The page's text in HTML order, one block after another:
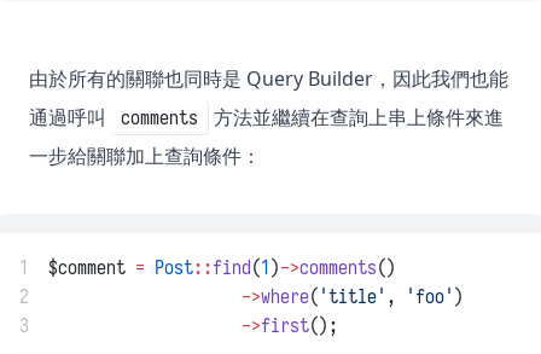
由於所有的關聯也同時是 Query Builder，因此我們也能
通過呼叫
comments
方法並繼續在查詢上串上條件來進
一步給關聯加上查詢條件：
1 $comment = Post::find(1)->comments()
2
->where( 'title' , 'foo' )
3
->first();